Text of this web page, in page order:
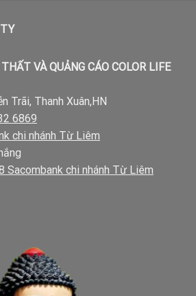
VÀ QUẢNG CÁO COLOR LIFE
Trãi, Thanh Xuân,HN
6869
chi nhánh Từ Liêm
Sacombank chi nhánh Từ Liêm